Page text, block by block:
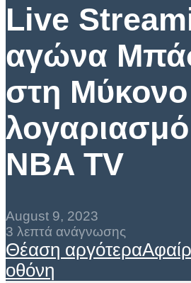
Live
αγώνα
στη Μύκονο
NBA TV
August 9, 2023
3 λεπτά ανάγνωσης
Θέαση αργότερα
οθόνη